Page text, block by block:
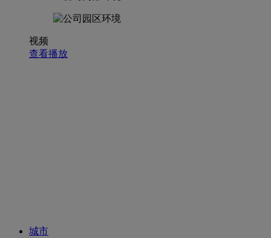
视频
查看播放
城市